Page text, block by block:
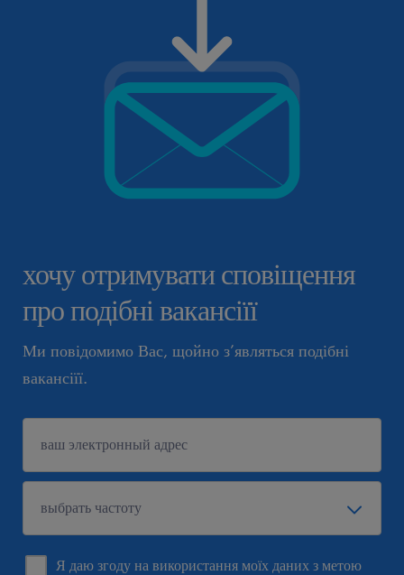
хочу отримувати сповіщення
про подібні вакансіїї
Ми повідомимо Вас, щойно з’являться подібні
вакансіїї.
Я даю згоду на використання моїх даних з метою